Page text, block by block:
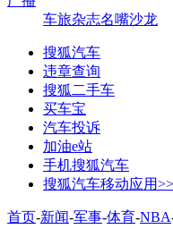
车旅杂志名嘴沙龙
搜狐汽车
违章查询
搜狐二手车
买车宝
汽车投诉
加油e站
手机搜狐汽车
搜狐汽车移动应用>>
首页-新闻-军事-体育-NBA